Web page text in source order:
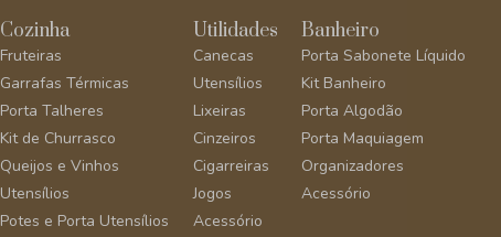
Cozinha
Fruteiras
Garrafas Térmicas
Porta Talheres
Kit de Churrasco
Queijos e Vinhos
Utensílios
Potes e Porta Utensílios
Utilidades
Canecas
Utensílios
Lixeiras
Cinzeiros
Cigarreiras
Jogos
Acessório
Banheiro
Porta Sabonete Líquido
Kit Banheiro
Porta Algodão
Porta Maquiagem
Organizadores
Acessório